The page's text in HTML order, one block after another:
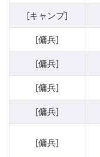
[キャンプ]
[傭兵]
[傭兵]
[傭兵]
[傭兵]
[傭兵]